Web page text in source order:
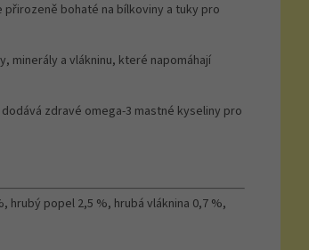
přirozeně bohaté na bílkoviny a tuky pro
minerály a vlákninu, které napomáhají
dodává zdravé omega-3 mastné kyseliny pro
hrubý popel 2,5 %, hrubá vláknina 0,7 %,